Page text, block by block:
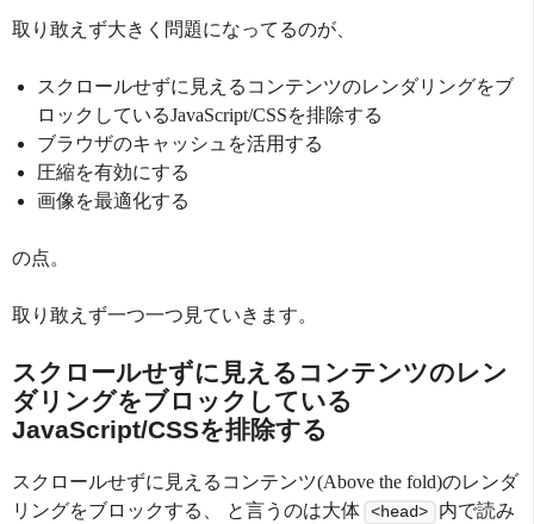
取り敢えず大きく問題になってるのが、
スクロールせずに見えるコンテンツのレンダリングをブ
ロックしているJavaScript/CSSを排除する
ブラウザのキャッシュを活用する
圧縮を有効にする
画像を最適化する
の点。
取り敢えず一つ一つ見ていきます。
スクロールせずに見えるコンテンツのレン
ダリングをブロックしている
JavaScript/CSSを排除する
スクロールせずに見えるコンテンツ(Above the fold)のレンダ
リングをブロックする、 と言うのは大体 <head>
内で読み